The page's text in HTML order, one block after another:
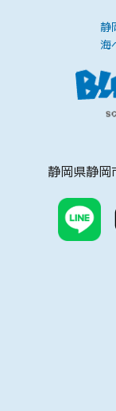
静
海
静岡県静